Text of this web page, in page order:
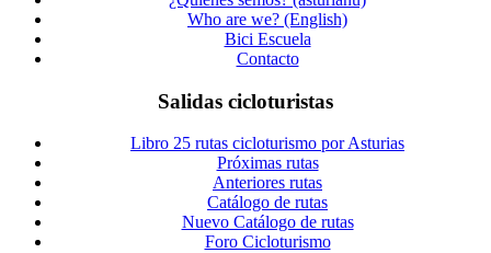
Who are we? (English)
Bici Escuela
Contacto
Salidas cicloturistas
Libro 25 rutas cicloturismo por Asturias
Próximas rutas
Anteriores rutas
Catálogo de rutas
Nuevo Catálogo de rutas
Foro Cicloturismo